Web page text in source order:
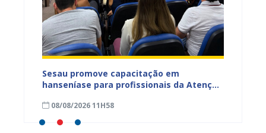
Sesau promove capacitação em
hanseníase para profissionais da Atenção
08/08/2026 11H58